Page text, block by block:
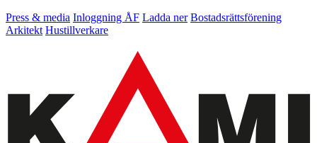
Hoppa
till
Press & media Inloggning ÅF Ladda ner Bostadsrättsförening
Arkitekt Hustillverkare